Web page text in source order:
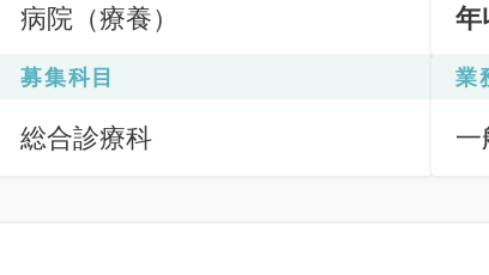
病院（療養） 年
募集科目
総合診療科
業
一